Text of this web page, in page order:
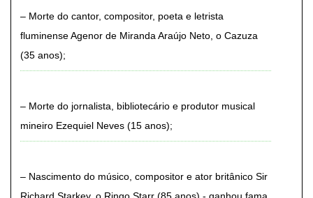
Morte do cantor, compositor, poeta e letrista
fluminense Agenor de Miranda Araújo Neto, o Cazuza
(35 anos)
Morte do jornalista, bibliotecário e produtor musical
mineiro Ezequiel Neves (15 anos)
Nascimento do músico, compositor e ator britânico Sir
Richard Starkey, o Ringo Starr (85 anos) - ganhou fama